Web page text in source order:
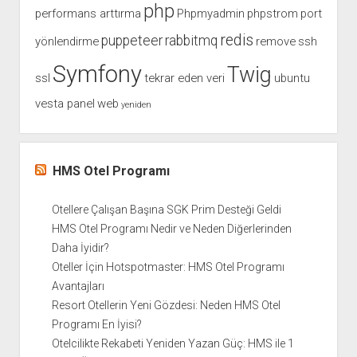
performans arttırma php Phpmyadmin phpstrom port
yönlendirmepuppeteer rabbitmq redis remove ssh
ssl Symfonytekrar eden veri Twig ubuntu
vesta panel web yeniden
HMS Otel Programı
Otellere Çalışan Başına SGK Prim Desteği Geldi
HMS Otel Programı Nedir ve Neden Diğerlerinden
Daha İyidir?
Oteller İçin Hotspotmaster: HMS Otel Programı
Avantajları
Resort Otellerin Yeni Gözdesi: Neden HMS Otel
Programı En İyisi?
Otelcilikte Rekabeti Yeniden Yazan Güç: HMS ile 1